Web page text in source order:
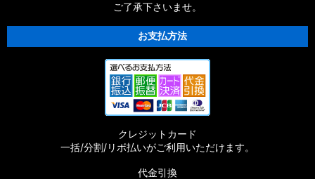
ご了承下さいませ。
お支払方法
クレジットカード
一括/分割/リボ払いがご利用いただけます。
代金引換